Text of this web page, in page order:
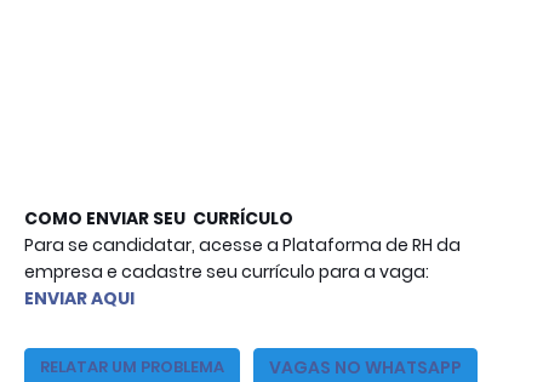
Para se candidatar, acesse a Plataforma de RH da
empresa e cadastre seu currículo para a vaga:
ENVIAR AQUI
RELATAR UM PROBLEMA VAGAS NO WHATSAPP